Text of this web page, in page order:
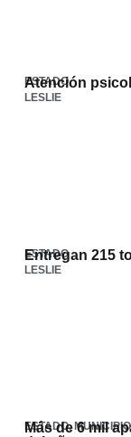
ESTADO
Atención
LESLIE
ESTADO
Entregan 215
LESLIE
ESTADO,
Más de 6 mil